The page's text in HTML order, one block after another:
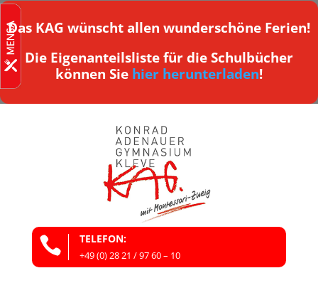
Das KAG wünscht allen wunderschöne Ferien!
Die Eigenanteilsliste für die Schulbücher
können Sie hier herunterladen!
 TELEFON:
+49 (0) 28 21 / 97 60 – 10